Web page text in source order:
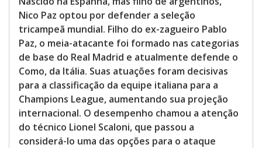
Nico Paz optou por defender a seleção
tricampeã mundial. Filho do ex-zagueiro Pablo
Paz, o meia-atacante foi formado nas categorias
de base do Real Madrid e atualmente defende o
Como, da Itália. Suas atuações foram decisivas
para a classificação da equipe italiana para a
Champions League, aumentando sua projeção
internacional. O desempenho chamou a atenção
do técnico Lionel Scaloni, que passou a
considerá-lo uma das opções para o ataque